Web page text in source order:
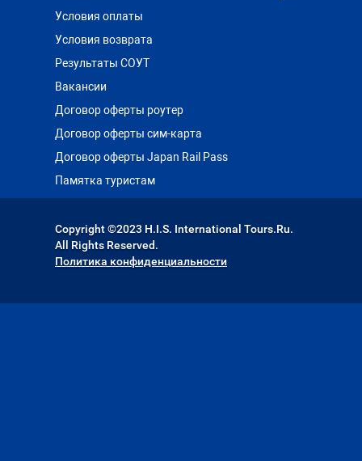
Условия оплаты
Условия возврата
Результаты СОУТ
Вакансии
Договор оферты роутер
Договор оферты сим-карта
Договор оферты Japan Rail Pass
Памятка туристам
Copyright ©2023 H.I.S. International Tours.Ru.
All Rights Reserved.
Политика конфиденциальности